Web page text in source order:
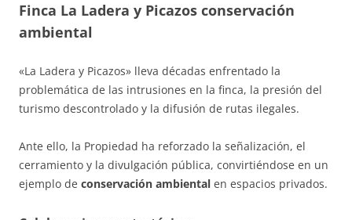
Finca La Ladera y Picazos conservación
ambiental
«La Ladera y Picazos» lleva décadas enfrentado la
problemática de las intrusiones en la finca, la presión del
turismo descontrolado y la difusión de rutas ilegales.
Ante ello, la Propiedad ha reforzado la señalización, el
cerramiento y la divulgación pública, convirtiéndose en un
ejemplo de conservación ambiental en espacios privados.